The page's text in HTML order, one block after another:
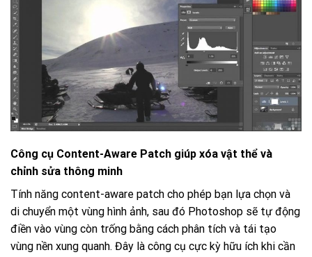
Công cụ Content-Aware Patch giúp xóa vật thể và
chỉnh sửa thông minh
Tính năng content-aware patch cho phép bạn lựa chọn và
di chuyển một vùng hình ảnh, sau đó Photoshop sẽ tự động
điền vào vùng còn trống bằng cách phân tích và tái tạo
vùng nền xung quanh. Đây là công cụ cực kỳ hữu ích khi cần